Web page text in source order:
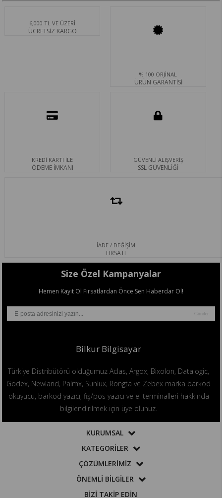
6,000 TL VE ÜZERİ
ÜCRETSİZ KARGO
% 100 ORJİNAL
ÜRÜN GARANTİSİ
KREDİ KARTI İLE
ÖDEME İMKANI
GÜVENLİ ALIŞVERİŞ
SSL GÜVENLİĞİ
İADE / DEĞİŞİM
FIRSATI
Size Özel Kampanyalar
Hemen Kayıt Ol Fırsatlardan Önce Sen Haberdar Ol!
Gönder
Bilkur Bilgisayar
Türkiye Distribütörü olduğumuz Aclas, Argox, Bixolon, Datalogic,
Godex, Newland, Palmx, Sunlux, Rongta ve Zebex marka barkod
okuyucu, barkod yazıcı, fiş/pos yazıcı ve el terminalleri hakkında
bilgilendirilmek için üye olunuz.
KURUMSAL
KATEGORİLER
ÇÖZÜMLERİMİZ
ÖNEMLİ BİLGİLER
BİZİ TAKİP EDİN